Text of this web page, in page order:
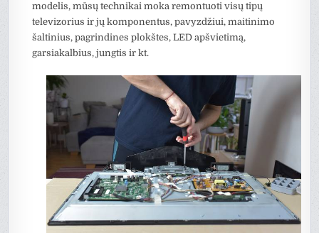
modelis, mūsų technikai moka remontuoti visų tipų
televizorius ir jų komponentus, pavyzdžiui, maitinimo
šaltinius, pagrindines plokštes, LED apšvietimą,
garsiakalbius, jungtis ir kt.